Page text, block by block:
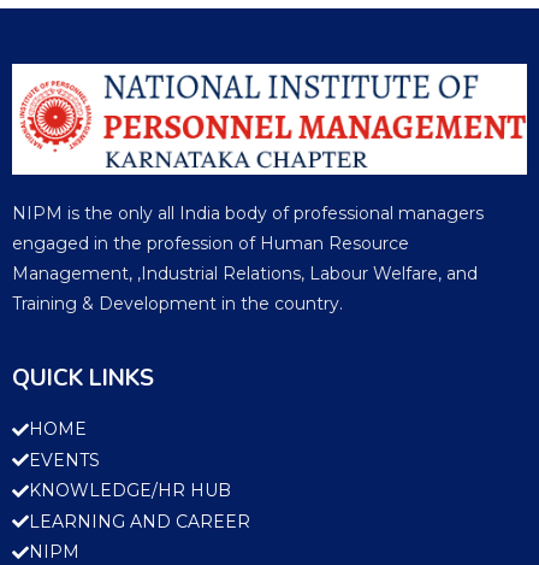
NIPM is the only all India body of professional managers
engaged in the profession of Human Resource
Management, ,Industrial Relations, Labour Welfare, and
Training & Development in the country.
QUICK LINKS
HOME
EVENTS
KNOWLEDGE/HR HUB
LEARNING AND CAREER
NIPM